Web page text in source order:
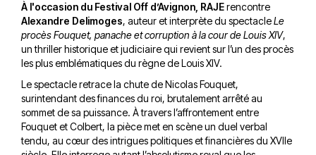
À l'occasion du Festival Off d’Avignon, RAJErencontre
Alexandre Delimoges, auteur et interprète du spectacleLe
procès Fouquet, panache et corruption à la cour de Louis XIV,
un thriller historique et judiciaire qui revient sur l’un des procès
les plus emblématiques du règne de Louis XIV.
Le spectacle retrace la chute de Nicolas Fouquet,
surintendant des finances du roi, brutalement arrêté au
sommet de sa puissance. À travers l’affrontement entre
Fouquet et Colbert, la pièce met en scène un duel verbal
tendu, au cœur des intrigues politiques et financières du XVIIe